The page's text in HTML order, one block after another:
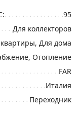
95
Для коллекторов
Для дома
Отопление
FAR
Италия
Переходник